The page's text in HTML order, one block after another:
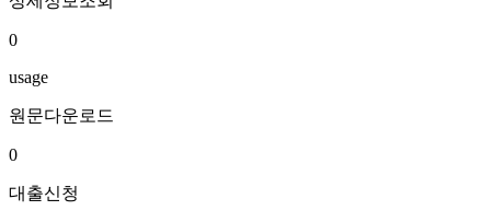
0
usage
원문다운로드
0
대출신청